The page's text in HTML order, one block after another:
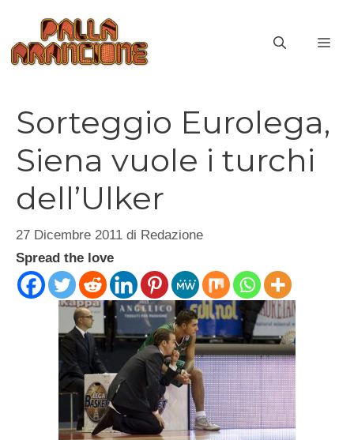
contenuto
Sorteggio Eurolega,
Siena vuole i turchi
dell’Ulker
27 Dicembre 2011 di Redazione
Spread the love